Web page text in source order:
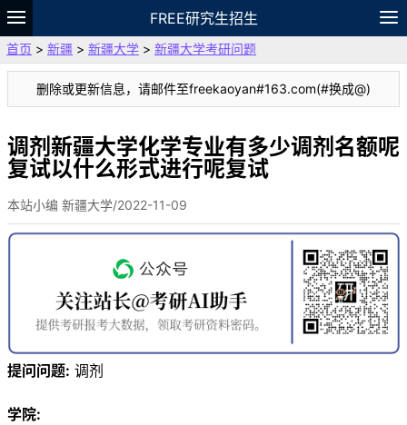
FREE研究生招生
题库
故事 专题 APP 笔记
VIP
资料
首页 > 新疆 > 新疆大学 > 新疆大学考研问题
删除或更新信息，请邮件至freekaoyan#163.com(#换成@)
调剂新疆大学化学专业有多少调剂名额呢
复试以什么形式进行呢复试
本站小编 新疆大学/2022-11-09
提问问题: 调剂
学院: